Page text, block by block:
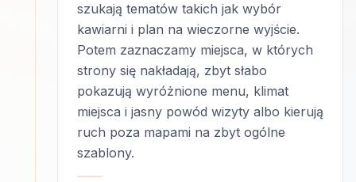
szukają tematów takich jak wybór
kawiarni i plan na wieczorne wyjście.
Potem zaznaczamy miejsca, w których
strony się nakładają, zbyt słabo
pokazują wyróżnione menu, klimat
miejsca i jasny powód wizyty albo kierują
ruch poza mapami na zbyt ogólne
szablony.